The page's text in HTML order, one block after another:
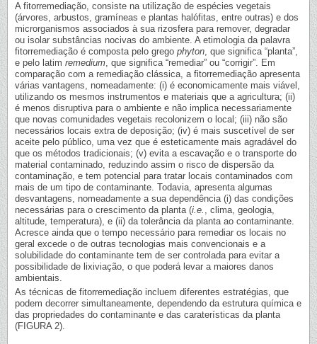
A fitorremediação, consiste na utilização de espécies vegetais
(árvores, arbustos, gramíneas e plantas halófitas, entre outras) e dos
microrganismos associados à sua rizosfera para remover, degradar
ou isolar substâncias nocivas do ambiente. A etimologia da palavra
fitorremediação é composta pelo grego phyton, que significa “planta”,
e pelo latim remedium, que significa “remediar” ou “corrigir”. Em
comparação com a remediação clássica, a fitorremediação apresenta
várias vantagens, nomeadamente: (i) é economicamente mais viável,
utilizando os mesmos instrumentos e materiais que a agricultura; (ii)
é menos disruptiva para o ambiente e não implica necessariamente
que novas comunidades vegetais recolonizem o local; (iii) não são
necessários locais extra de deposição; (iv) é mais suscetível de ser
aceite pelo público, uma vez que é esteticamente mais agradável do
que os métodos tradicionais; (v) evita a escavação e o transporte do
material contaminado, reduzindo assim o risco de dispersão da
contaminação, e tem potencial para tratar locais contaminados com
mais de um tipo de contaminante. Todavia, apresenta algumas
desvantagens, nomeadamente a sua dependência (i) das condições
necessárias para o crescimento da planta (i.e. , clima, geologia,
altitude, temperatura), e (ii) da tolerância da planta ao contaminante.
Acresce ainda que o tempo necessário para remediar os locais no
geral excede o de outras tecnologias mais convencionais e a
solubilidade do contaminante tem de ser controlada para evitar a
possibilidade de lixiviação, o que poderá levar a maiores danos
ambientais.
As técnicas de fitorremediação incluem diferentes estratégias, que
podem decorrer simultaneamente, dependendo da estrutura química e
das propriedades do contaminante e das caraterísticas da planta
(FIGURA 2).